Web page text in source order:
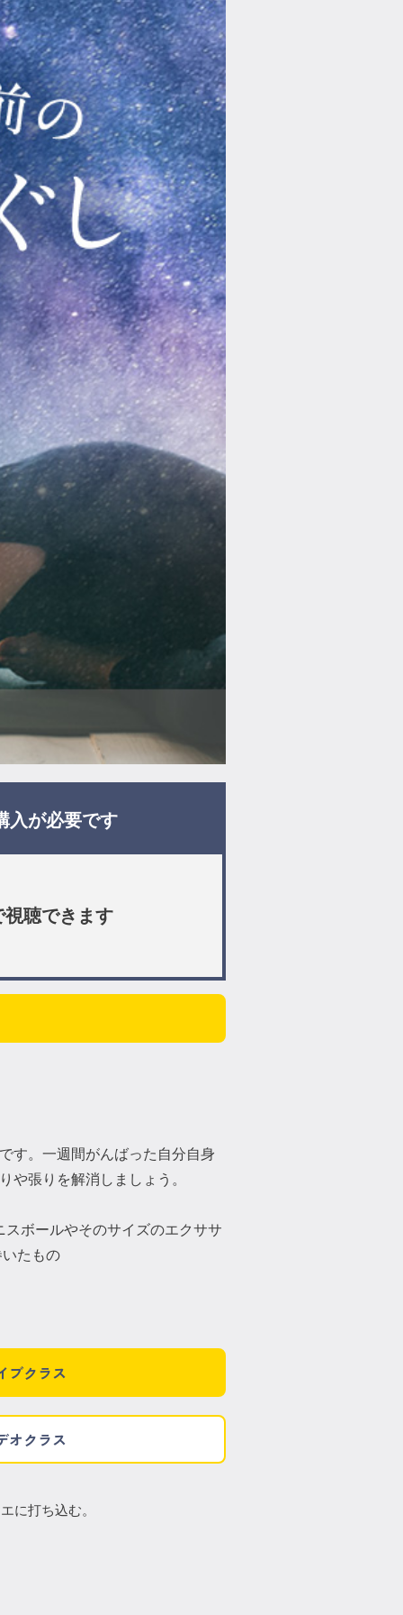
入が必要です
視聴できます
す。一週間がんばった自分自身
や張りを解消しましょう。
ボールやそのサイズのエクササ
たもの
ブクラス
オクラス
に打ち込む。